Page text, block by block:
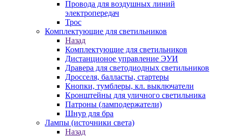
Провода для воздушных линий
электропередач
Трос
Комплектующие для светильников
Назад
Комплектующие для светильников
Дистанционое управление ЭУИ
Дравера для светодиодных светильников
Дросселя, балласты, стартеры
Кнопки, тумблеры, кл. выключатели
Кронштейны для уличного светильника
Патроны (ламподержатели)
Шнур для бра
Лампы (источники света)
Назад